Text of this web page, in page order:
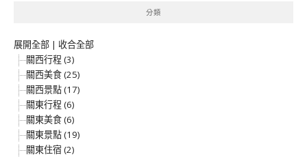
分類
展開全部 | 收合全部
關西行程 (3)
關西美食 (25)
關西景點 (17)
關東行程 (6)
關東美食 (6)
關東景點 (19)
關東住宿 (2)